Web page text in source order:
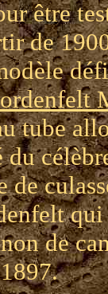
être
de
tube
du
de
de